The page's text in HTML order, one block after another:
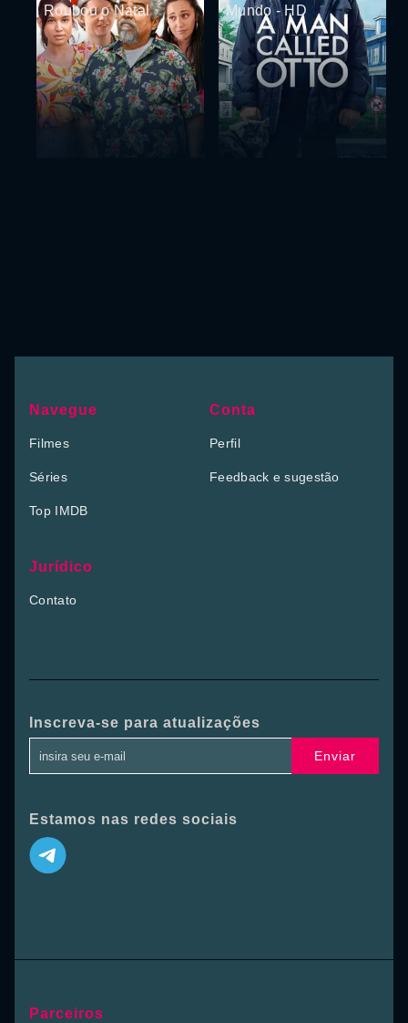
Roubou o Natal
Mundo - HD
Navegue
Filmes
Séries
Top IMDB
Conta
Perfil
Feedback e sugestão
Jurídico
Contato
Inscreva-se para atualizações
Enviar
Estamos nas redes sociais
Parceiros